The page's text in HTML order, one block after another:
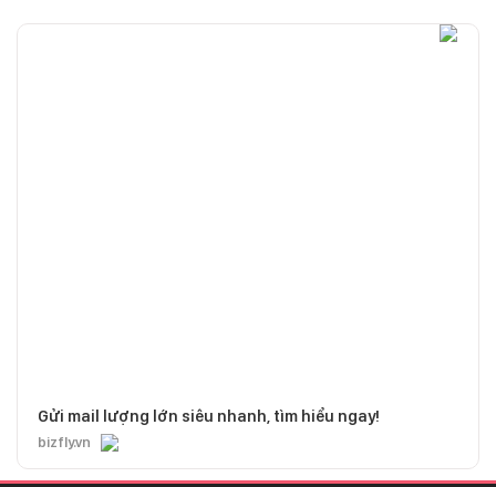
Gửi mail lượng lớn siêu nhanh, tìm hiểu ngay!
bizfly.vn